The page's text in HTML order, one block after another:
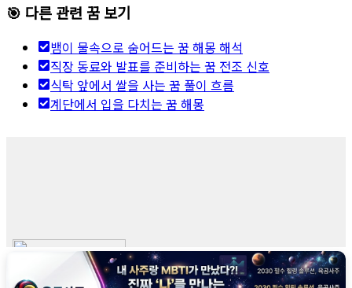
🎯 다른 관련 꿈 보기
뱀이 물속으로 숨어드는 꿈 해몽 해석
직장 동료와 발표를 준비하는 꿈 전조 신호
식탁 앞에서 쌀을 사는 꿈 풀이 흐름
계단에서 입을 다치는 꿈 해몽